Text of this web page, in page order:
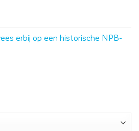
erbij op een historische NPB-